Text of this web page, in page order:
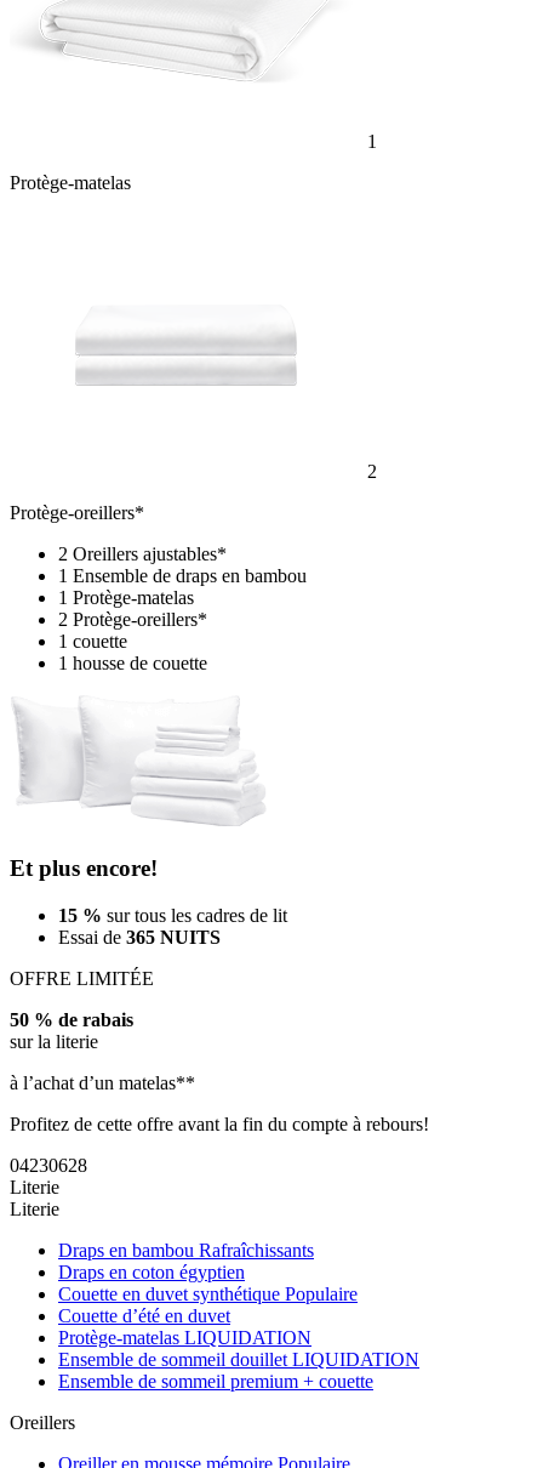
1
Protège-matelas
2
Protège-oreillers*
2 Oreillers ajustables*
1 Ensemble de draps en bambou
1 Protège-matelas
2 Protège-oreillers*
1 couette
1 housse de couette
Et plus encore!
15 % sur tous les cadres de lit
Essai de 365 NUITS
OFFRE LIMITÉE
50 % de rabais
sur la literie
à l’achat d’un matelas**
Profitez de cette offre avant la fin du compte à rebours!
04230626
Literie
Literie
Draps en bambou Rafraîchissants
Draps en coton égyptien
Couette en duvet synthétique Populaire
Couette d’été en duvet
Protège-matelas LIQUIDATION
Ensemble de sommeil douillet LIQUIDATION
Ensemble de sommeil premium + couette
Oreillers
Oreiller en mousse mémoire Populaire